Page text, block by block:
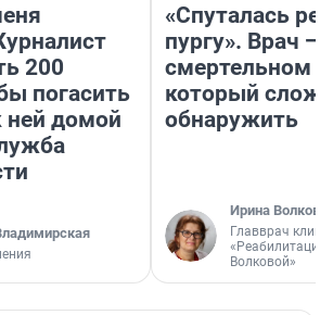
200
погасить
ней домой
«Спуталась
пургу». Врач —
смертельном
который
обнаружить
Ирина Волкова
Главврач
«Реабилитация
Волковой»